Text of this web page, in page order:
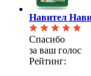
Навител
Спасибо
за ваш голос
Рейтинг: